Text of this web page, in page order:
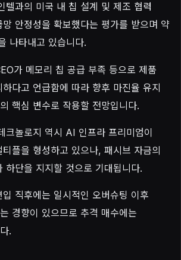
텔과의 미국 내 칩 설계 및 제조 협력
안정성을 확보했다는 평가를 받으며 약
나타내고 있습니다.
가 메모리 칩 공급 부족 등으로 제품
다고 언급함에 따라 향후 마진율 유지
핵심 변수로 작용할 전망입니다.
크놀로지 역시 AI 인프라 프리미엄이
플을 형성하고 있으나, 패시브 자금의
하단을 지지할 것으로 기대됩니다.
직후에는 일시적인 오버슈팅 이후
경향이 있으므로 추격 매수에는
.